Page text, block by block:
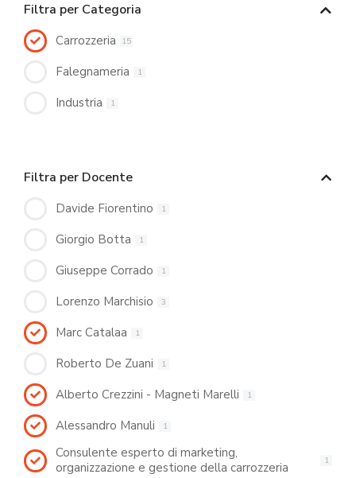
Filtra per Categoria
Carrozzeria 15
Falegnameria 1
Industria 1
Filtra per Docente
Davide Fiorentino 1
Giorgio Botta 1
Giuseppe Corrado 1
Lorenzo Marchisio 3
Marc Catalaa 1
Roberto De Zuani 1
Alberto Crezzini - Magneti Marelli 1
Alessandro Manuli 1
Consulente esperto di marketing,
organizzazione e gestione della carrozzeria
1